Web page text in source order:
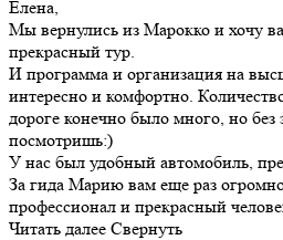
Елена,
Мы вернулись из Марокко и хочу
прекрасный тур.
И программа и организация на
интересно и комфортно.
дороге конечно было много, но без
посмотришь:)
У нас был удобный автомобиль,
За гида Марию вам еще раз
профессионал и прекрасный
Читать далее Свернуть